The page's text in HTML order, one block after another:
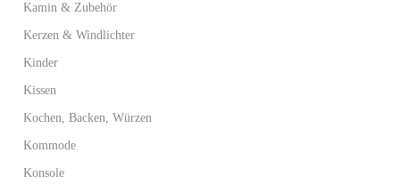
Kamin & Zubehör
Kerzen & Windlichter
Kinder
Kissen
Kochen, Backen, Würzen
Kommode
Konsole